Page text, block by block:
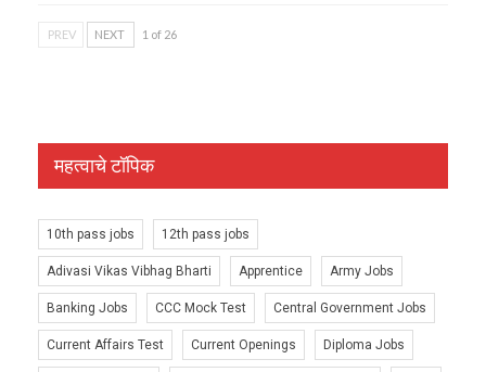
PREV NEXT 1 of 26
महत्वाचे टॉपिक
10th pass jobs 12th pass jobs
Adivasi Vikas Vibhag Bharti Apprentice Army Jobs
Banking Jobs CCC Mock Test Central Government Jobs
Current Affairs Test Current Openings Diploma Jobs